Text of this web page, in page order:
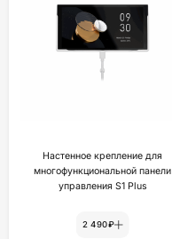
Настенное крепление для
многофункциональной панели
yпpaвлeния S1 Plus
2 490₽